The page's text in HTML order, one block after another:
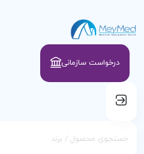
درخواست سازمانی